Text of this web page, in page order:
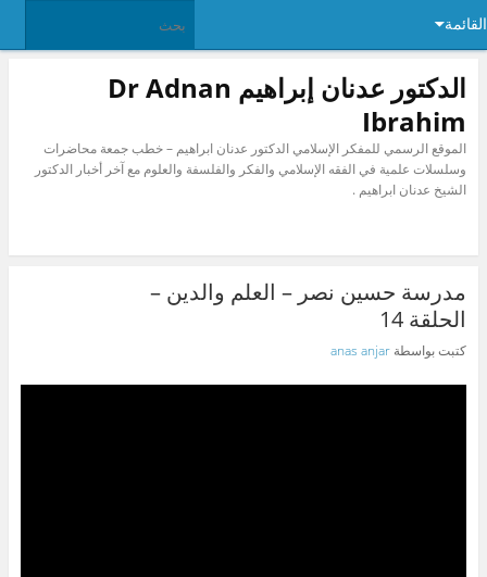
القائمة
الدكتور عدنان إبراهيم Dr Adnan
Ibrahim
الموقع الرسمي للمفكر الإسلامي الدكتور عدنان ابراهيم – خطب جمعة محاضرات
وسلسلات علمية في الفقه الإسلامي والفكر والفلسفة والعلوم مع آخر أخبار الدكتور
الشيخ عدنان ابراهيم .
مدرسة حسين نصر – العلم والدين –
الحلقة 14
كتبت بواسطة anas anjar